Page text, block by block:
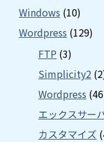
Windows (10)
Wordpress (129)
FTP (3)
Simplicity2
Wordpress
エックスサー
カスタマイズ